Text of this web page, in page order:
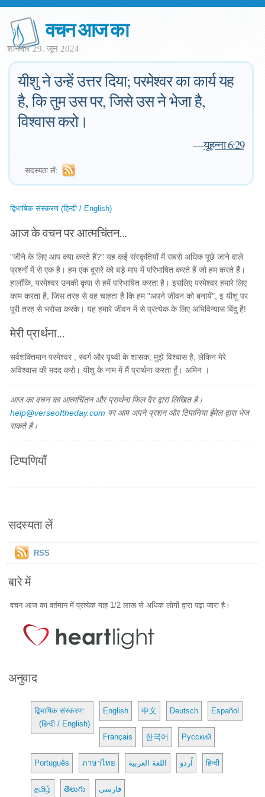
वचन आज का
शनिवार 29. जून 2024
यीशु ने उन्हें उत्तर दिया; परमेश्वर का कार्य यह
है, कि तुम उस पर, जिसे उस ने भेजा है,
विश्वास करो।
—यूहन्ना 6:29
सदस्यता लें:
द्विभाषिक संस्करण (हिन्दी / English)
आज के वचन पर आत्मचिंतन...
"जीने के लिए आप क्या करते हैं?" यह कई संस्कृतियों में सबसे अधिक पूछे जाने वाले
प्रश्नों में से एक है। हम एक दूसरे को बड़े माप में परिभाषित करते हैं जो हम करते हैं।
हालाँकि, परमेश्वर उनकी कृपा से हमें परिभाषित करता है। इसलिए परमेश्वर हमारे लिए
काम करता है, जिस तरह से वह चाहता है कि हम "अपने जीवन को बनायें", इ यीशु पर
पूरी तरह से भरोसा करके। यह हमारे जीवन में से प्रत्येक के लिए अभिविन्यास बिंदु है!
मेरी प्रार्थना...
सर्वशक्तिमान परमेश्वर , स्वर्ग और पृथ्वी के शासक, मुझे विश्वास है, लेकिन मेरे
अविश्वास की मदद करो। यीशु के नाम में मैं प्रार्थना करता हूँ। अमिन ।
आज का वचन का आत्मचिंतन और प्रार्थना फिल वैर द्वारा लिखित है।
help@verseoftheday.com पर आप अपने प्रशन और टिपानिया ईमेल द्वारा भेज
सकते है।
टिप्पणियाँ
सदस्यता लें
RSS
बारे में
वचन आज का वर्तमान में प्रत्येक माह 1/2 लाख से अधिक लोगों द्वारा पढ़ा जारा है।
अनुवाद
द्विभाषिक संस्करण:
(हिन्दी / English)
English 中文 Deutsch Español
Français 한국어 Русский
Português ภาษาไทย اللغة العربية اُردو हिन्दी
தமிழ் తెలుగు فارسی